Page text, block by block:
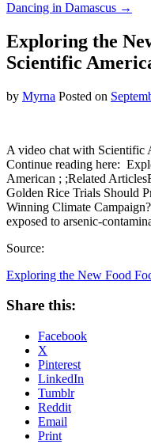
Dancing in Damascus →
Exploring the
Scientific
by Myrna Posted on
A video chat with Scientific
Continue reading here:
American ; ;Related
Golden Rice Trials Should
Winning Climate
exposed to arsenic-
Source:
Exploring the New Food
Share this:
Facebook
X
Pinterest
LinkedIn
Tumblr
Reddit
Email
Print